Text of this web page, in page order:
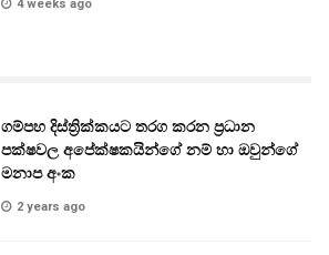
4 weeks ago
ගම්පහ දිස්ත්‍රික්කයට තරග කරන ප්‍රධාන
පක්ෂවල අපේක්ෂකයින්ගේ නම් හා ඔවුන්ගේ
මනාප අංක
2 years ago